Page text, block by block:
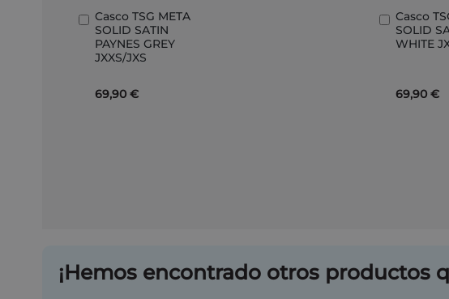
Casco TSG META
SOLID SATIN
PAYNES GREY
JXXS/JXS
69,90 €
Añadir
al
carrito
Casco
SOLID
WHITE
69,90 €
Añadir
al
carrito
¡Hemos encontrado otros productos